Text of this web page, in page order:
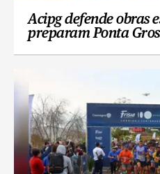
Acipg defende obras
preparam Ponta